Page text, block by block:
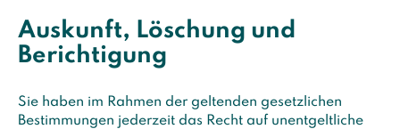
Auskunft, Löschung und
Berichtigung
Sie haben im Rahmen der geltenden gesetzlichen
Bestimmungen jederzeit das Recht auf unentgeltliche